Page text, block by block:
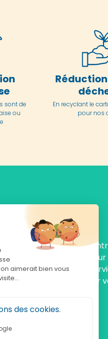
aimerait bien vous
des cookies.
sont de
ou
En recyclant le
pour nos
est une
plus de 5000 produits
la nature. Notre
lundi au vendredi, pour
& Nature)